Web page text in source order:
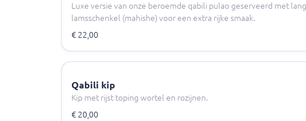
Luxe versie van onze beroemde qabili pulao geserveerd met
lamsschenkel (mahishe) voor een extra rijke smaak.
€ 22,00
Qabili kip
Kip met rijst toping wortel en rozijnen.
€ 20,00